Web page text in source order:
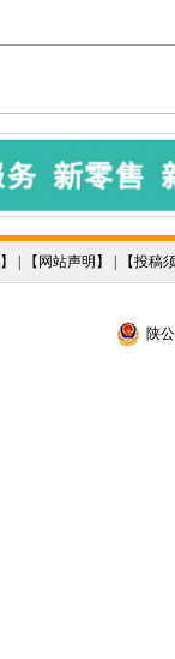
】 | 【 网站声明 】 | 【投稿
陕